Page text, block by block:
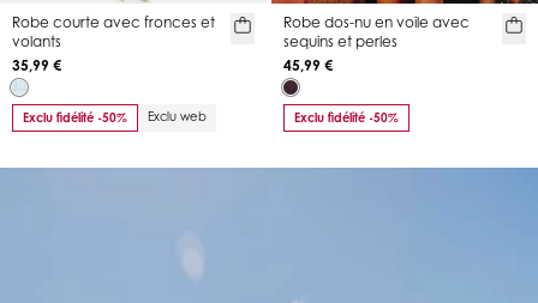
Robe courte avec fronces et
volants
35,99 €
Exclu fidélité -50% Exclu web
Robe dos-nu en voile avec
sequins et perles
45,99 €
Exclu fidélité -50%